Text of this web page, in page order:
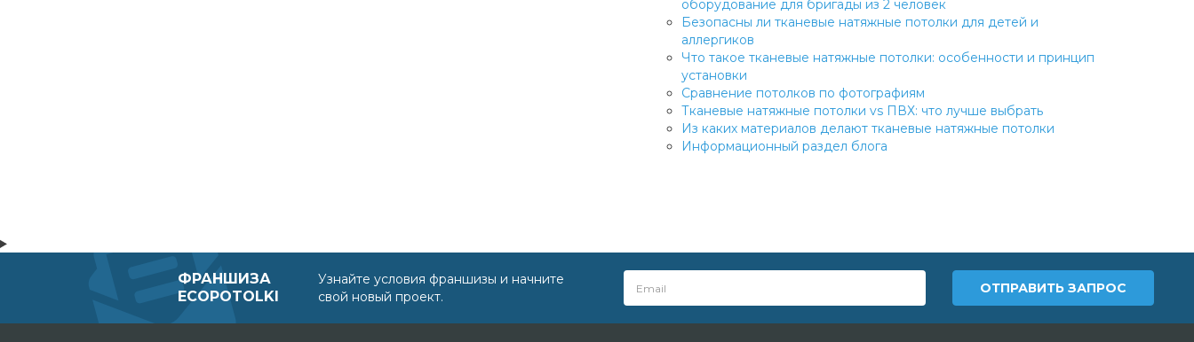
оборудование для бригады из 2 человек
Безопасны ли тканевые натяжные потолки для детей и
аллергиков
Что такое тканевые натяжные потолки: особенности и принцип
установки
Сравнение потолков по фотографиям
Тканевые натяжные потолки vs ПВХ: что лучше выбрать
Из каких материалов делают тканевые натяжные потолки
Информационный раздел блога
ФРАНШИЗА
ECOPOTOLKI
Узнайте условия франшизы и начните
свой новый проект.